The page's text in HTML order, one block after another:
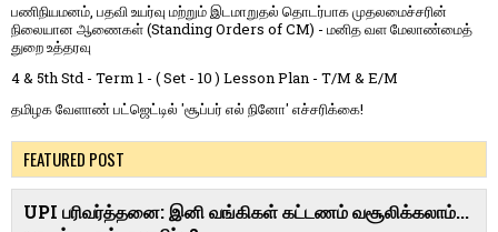
பணிநியமனம், பதவி உயர்வு மற்றும் இடமாறுதல் தொடர்பாக முதலமைச்சரின்
நிலையான ஆணைகள் (Standing Orders of CM) - மனித வள மேலாண்மைத்
துறை உத்தரவு
4 & 5th Std - Term 1 - ( Set - 10 ) Lesson Plan - T/M & E/M
தமிழக வேளாண் பட்ஜெட்டில் 'சூப்பர் எல் நினோ' எச்சரிக்கை!
FEATURED POST
UPI பரிவர்த்தனை: இனி வங்கிகள் கட்டணம் வசூலிக்கலாம்...